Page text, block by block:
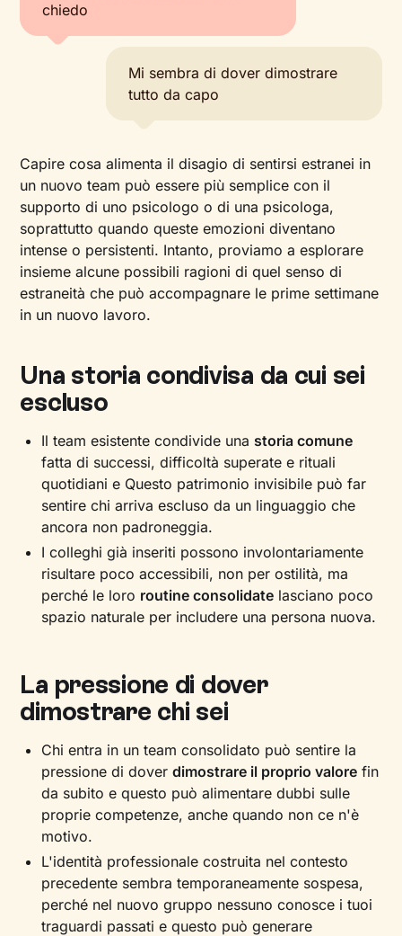
chiedo
Mi sembra di dover dimostrare
tutto da capo
Capire cosa alimenta il disagio di sentirsi estranei in
un nuovo team può essere più semplice con il
supporto di uno psicologo o di una psicologa,
soprattutto quando queste emozioni diventano
intense o persistenti. Intanto, proviamo a esplorare
insieme alcune possibili ragioni di quel senso di
estraneità che può accompagnare le prime settimane
in un nuovo lavoro.
Una storia condivisa da cui sei
escluso
Il team esistente condivide una storia comune
fatta di successi, difficoltà superate e rituali
quotidiani e Questo patrimonio invisibile può far
sentire chi arriva escluso da un linguaggio che
ancora non padroneggia.
I colleghi già inseriti possono involontariamente
risultare poco accessibili, non per ostilità, ma
perché le loro routine consolidate lasciano poco
spazio naturale per includere una persona nuova.
La pressione di dover
dimostrare chi sei
Chi entra in un team consolidato può sentire la
pressione di doverdimostrare il proprio valore fin
da subito e questo può alimentare dubbi sulle
proprie competenze, anche quando non ce n'è
motivo.
L'identità professionale costruita nel contesto
precedente sembra temporaneamente sospesa,
perché nel nuovo gruppo nessuno conosce i tuoi
traguardi passati e questo può generare